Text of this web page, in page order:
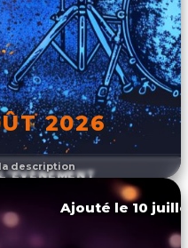
description
2026
Ajouté le 10